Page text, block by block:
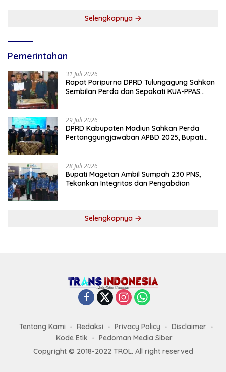
Selengkapnya
Pemerintahan
31 Juli 2026
Rapat Paripurna DPRD Tulungagung Sahkan
Sembilan Perda dan Sepakati KUA-PPAS
29 Juli 2026
DPRD Kabupaten Madiun Sahkan Perda
Pertanggungjawaban APBD 2025, Bupati
28 Juli 2026
Bupati Magetan Ambil Sumpah 230 PNS,
Tekankan Integritas dan Pengabdian
Selengkapnya
Tentang Kami Redaksi Privacy Policy
Disclaimer
Kode Etik
Pedoman Media Siber
Copyright © 2018-2022 TROL. All right reserved